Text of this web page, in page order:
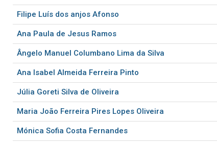
Filipe Luís dos anjos Afonso
Ana Paula de Jesus Ramos
Ângelo Manuel Columbano Lima da Silva
Ana Isabel Almeida Ferreira Pinto
Júlia Goreti Silva de Oliveira
Maria João Ferreira Pires Lopes Oliveira
Mónica Sofia Costa Fernandes